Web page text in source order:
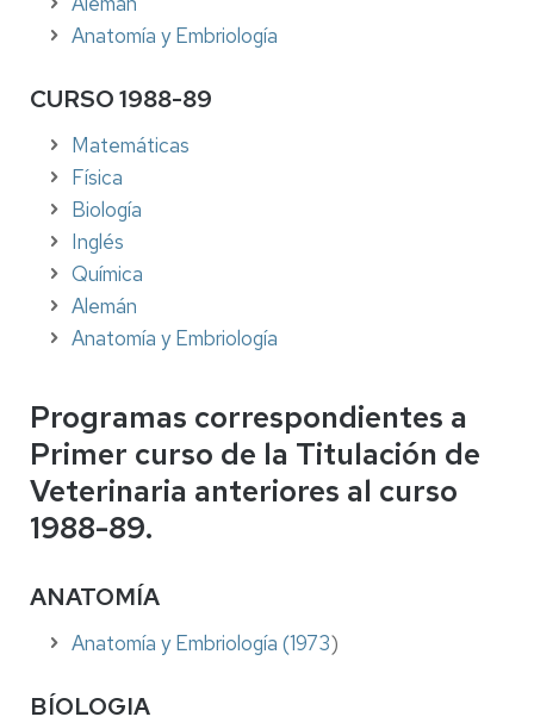
Anatomía y Embriología
CURSO 1988-89
Matemáticas
Física
Biología
Inglés
Química
Alemán
Anatomía y Embriología
Programas correspondientes a
Primer curso de la Titulación de
Veterinaria anteriores al curso
1988-89.
ANATOMÍA
Anatomía y Embriología (1973)
BÍOLOGIA